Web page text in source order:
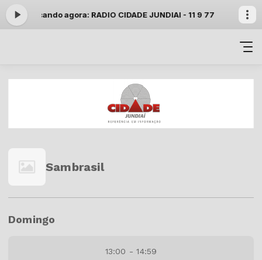
- Tocando agora: RADIO CIDADE JUNDIAI - 11 9 7799 9000
Sambrasil
Domingo
13:00 - 14:59